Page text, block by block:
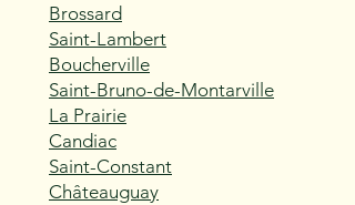
Brossard
Saint-Lambert
Boucherville
Saint-Bruno-de-Montarville
La Prairie
Candiac
Saint-Constant
Châteauguay